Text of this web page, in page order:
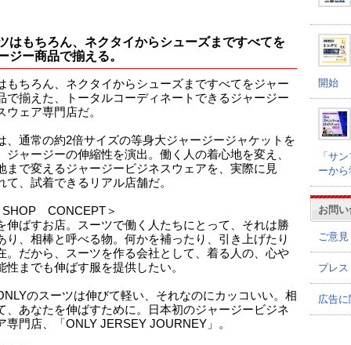
はもちろん、ネクタイからシューズまですべてを
ジー商品で揃える。
もちろん、ネクタイからシューズまですべてをジャー
で揃えた、トータルコーディネートできるジャージー
ウェア専門店だ。
、通常の約2倍サイズの等身大ジャージージャケットを
ジャージーの伸縮性を演出。働く人の着心地を変え、
まで変えるジャージービジネスウェアを、実際に見
て、試着できるリアル店舗だ。
SHOP CONCEPT＞
伸ばすお店。スーツで働く人たちにとって、それは勝
り、相棒と呼べる物。何かを補ったり、引き上げたり
。だから、スーツを作る会社として、着る人の、心や
性までも伸ばす服を提供したい。
のスーツは伸びて軽い、それなのにカッコいい。相
、あなたを伸ばすために。日本初のジャージービジネ
専門店、「ONLY JERSEY JOURNEY」。
開始
「サ
ーか
お問
ご意
プレ
広告